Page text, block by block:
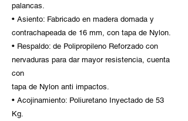
palancas.
• Asiento: Fabricado en madera domada y
contrachapeada de 16 mm, con tapa de Nylon.
• Respaldo: de Polipropileno Reforzado con
nervaduras para dar mayor resistencia, cuenta
con
tapa de Nylon anti impactos.
• Acojinamiento: Poliuretano Inyectado de 53
Kg.